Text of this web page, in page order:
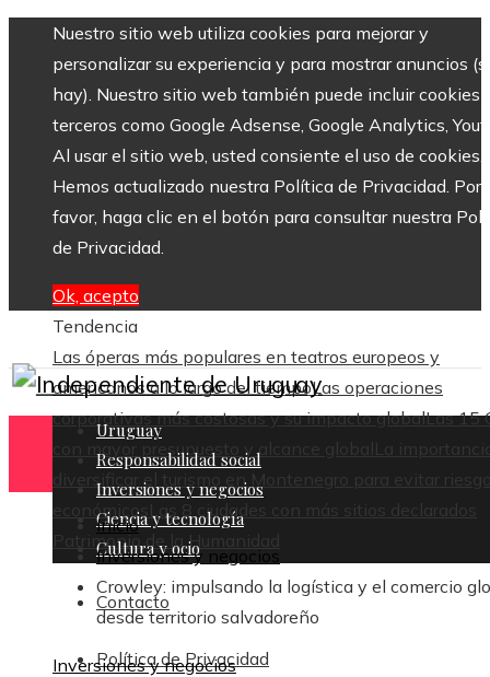
Nuestro sitio web utiliza cookies para mejorar y
personalizar su experiencia y para mostrar anuncios
hay). Nuestro sitio web también puede incluir cookies
terceros como Google Adsense, Google Analytics,
Al usar el sitio web, usted consiente el uso de cookies.
Hemos actualizado nuestra Política de Privacidad. Por
favor, haga clic en el botón para consultar nuestra
de Privacidad.
Ok, acepto
Tendencia
Las óperas más populares en teatros europeos y
americanos a lo largo del tiempoLas operaciones
corporativas más costosas y su impacto globalLas 15
con mayor presupuesto y alcance global
La
diversificar el turismo en Montenegro para evitar
económicos Las 8 ciudades con más sitios declarados
Patrimonio de la Humanidad
Contacto
Política de Privacidad
Uruguay
Responsabilidad social
Inversiones y negocios
Ciencia y tecnología
Cultura y ocio
Inicio
Inversiones y negocios
Crowley: impulsando la logística y el comercio
desde territorio salvadoreño
Inversiones y negocios